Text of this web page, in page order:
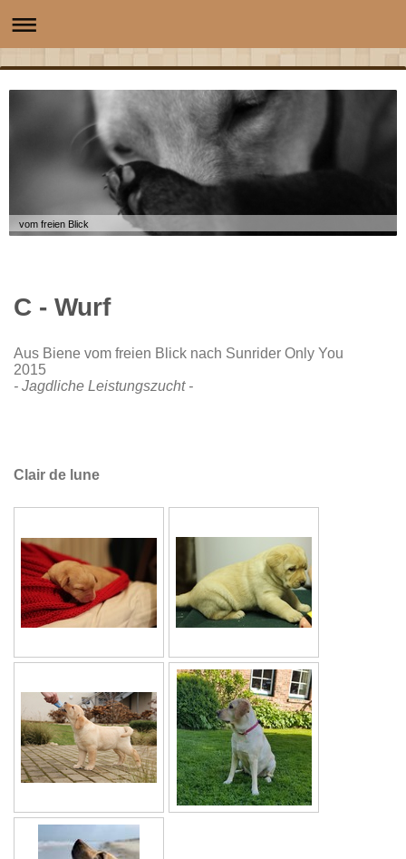
vom freien Blick
C - Wurf
Aus Biene vom freien Blick nach Sunrider Only You
2015
- Jagdliche Leistungszucht -
Clair de lune